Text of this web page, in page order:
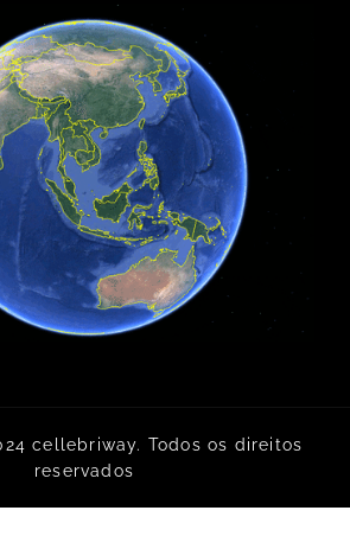
cellebriway. Todos os direitos
reservados